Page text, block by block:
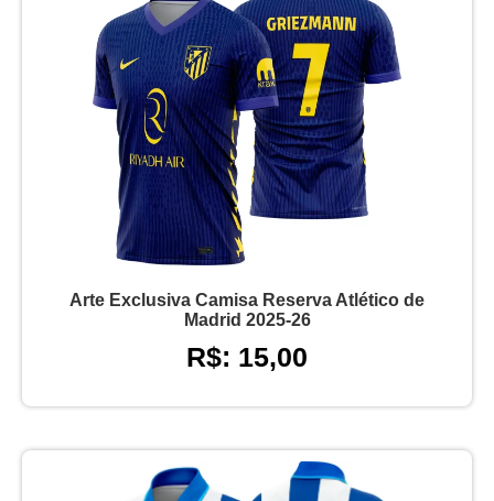
Arte Exclusiva Camisa Reserva Atlético de
Madrid 2025-26
R$: 15,00